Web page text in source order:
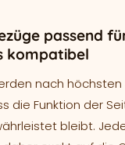
passend
kompatibel
nach
die Funktion der
bleibt.